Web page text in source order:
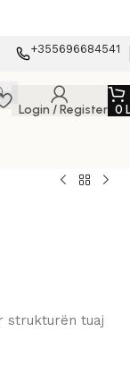
+355696684541
Login / Register 0
strukturën tuaj